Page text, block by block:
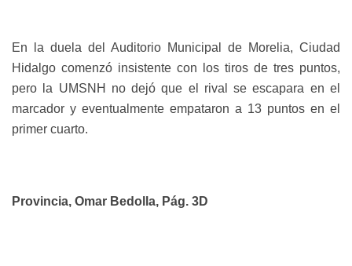
En la duela del Auditorio Municipal de Morelia, Ciudad
Hidalgo comenzó insistente con los tiros de tres puntos,
pero la UMSNH no dejó que el rival se escapara en el
marcador y eventualmente empataron a 13 puntos en el
primer cuarto.
Provincia, Omar Bedolla, Pág. 3D